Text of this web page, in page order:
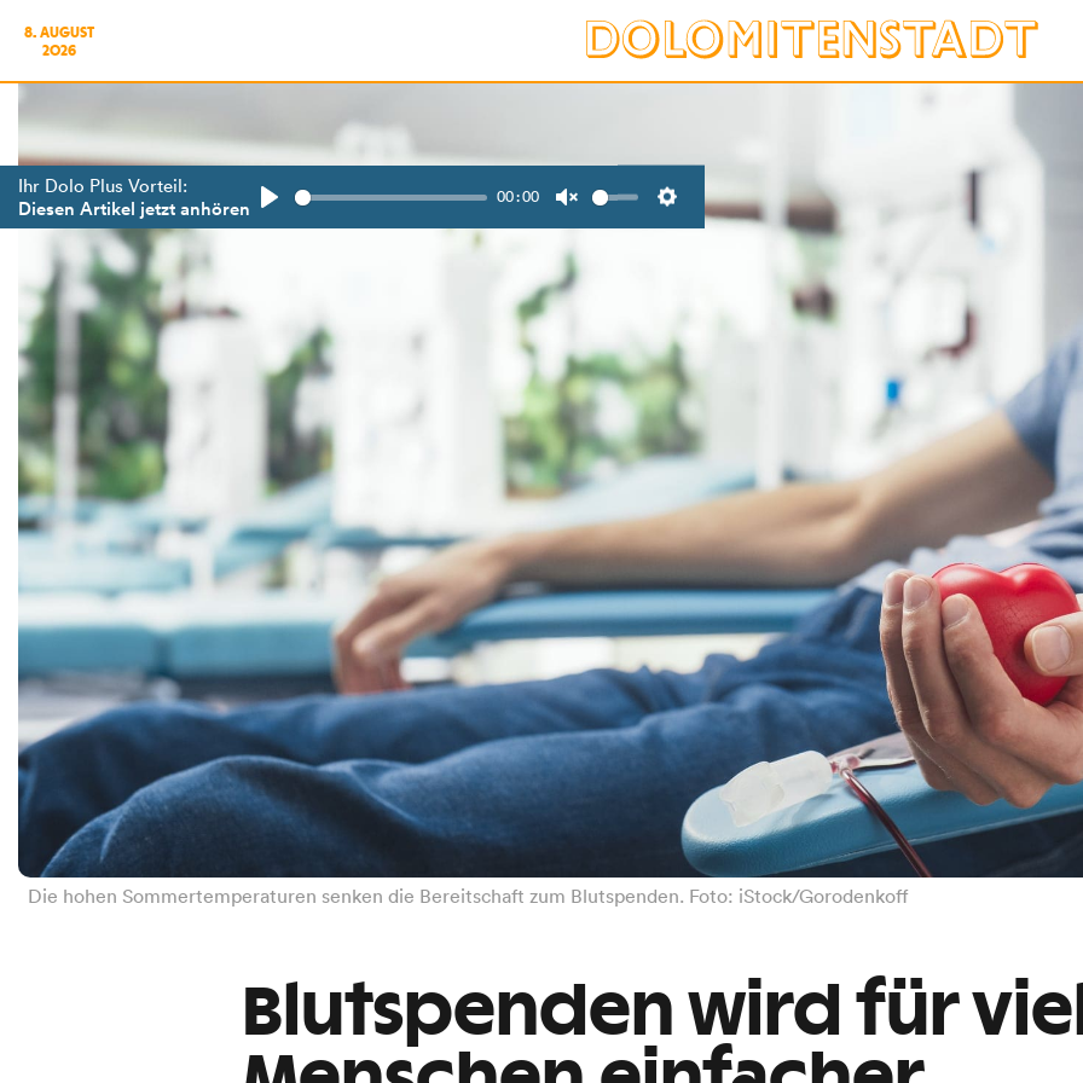
8. AUGUST
2026
Ihr Dolo Plus Vorteil:
Diesen Artikel jetzt anhören 00:00
Settings
Die hohen Sommertemperaturen senken die Bereitschaft zum Blutspenden. Foto: iStock/Gorodenkoff
Blutspenden wird für